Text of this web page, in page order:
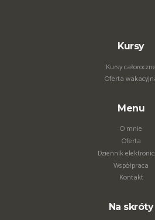
Kursy
Kursy całoroczne
Oferta
Menu
O mnie
Oferta
Dziennik
Współpraca
Kontakt
Na skróty